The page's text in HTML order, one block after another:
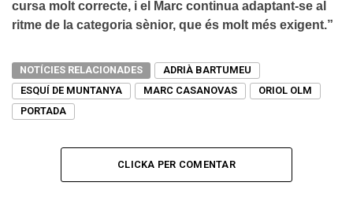
cursa molt correcte, i el Marc continua adaptant-se al
ritme de la categoria sènior, que és molt més exigent.”
NOTÍCIES RELACIONADES
ADRIÀ BARTUMEU
ESQUÍ DE MUNTANYA
MARC CASANOVAS
ORIOL OLM
PORTADA
CLICKA PER COMENTAR